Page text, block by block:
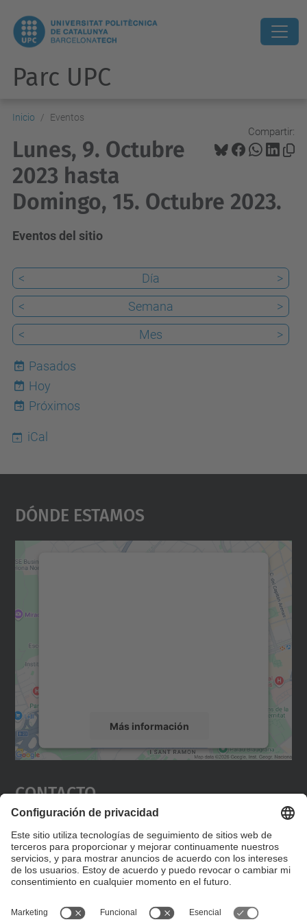
Parc UPC
Inicio Eventos
Compartir:
Lunes, 9. Octubre
2023 hasta
Domingo, 15. Octubre 2023.
Eventos del sitio
< Día
>
<
Semana
>
<
Mes >
Pasados
7
Hoy
Próximos
iCal
Dónde Estamos
Más información
Aceptar
powered by
Contacto
Editad en la página "Contacto personalizado", que
encontraréis en la raíz de español, vuestros datos
personalizados de contacto.
Formulario de contacto